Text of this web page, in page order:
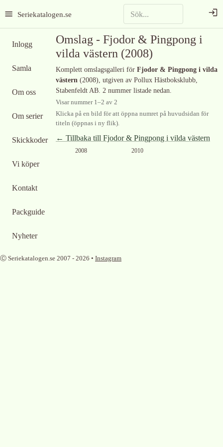
Seriekatalogen.se
Inlogg
Samla
Om oss
Om serier
Skickkoder
Vi köper
Kontakt
Packguide
Nyheter
Omslag - Fjodor & Pingpong i
vilda västern (2008)
Komplett omslagsgalleri för Fjodor & Pingpong i vilda
västern (2008), utgiven av Pollux Hästboksklubb,
Stabenfeldt AB. 2 nummer listade nedan.
Visar nummer 1–2 av 2
Klicka på en bild för att öppna numret på huvudsidan för
titeln (öppnas i ny flik).
← Tillbaka till Fjodor & Pingpong i vilda västern
2008 2010
Ⓒ Seriekatalogen.se 2007 - 2026 • Instagram